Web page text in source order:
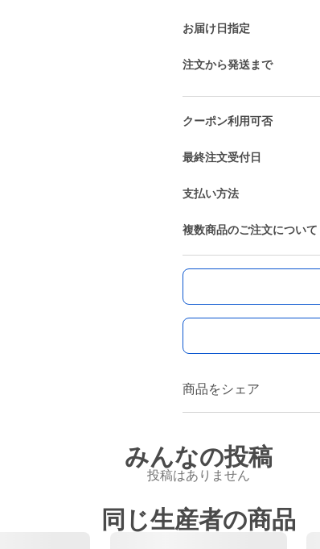
お届け日指定
注文から発送まで
クーポン利用可否
最終注文受付日
支払い方法
複数商品のご注文について
商品をシェア
みんなの投稿
投稿はありません
同じ生産者の商品